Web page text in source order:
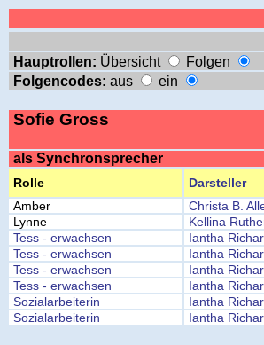
Hauptrollen: Übersicht Folgen
Folgencodes: aus ein
Sofie Gross
als Synchronsprecher
Rolle Darsteller
Amber
Christa B.
Lynne
Kellina
Tess - erwachsen
Iantha
Tess - erwachsen
Iantha
Tess - erwachsen
Iantha
Tess - erwachsen
Iantha
Sozialarbeiterin
Iantha
Sozialarbeiterin
Iantha